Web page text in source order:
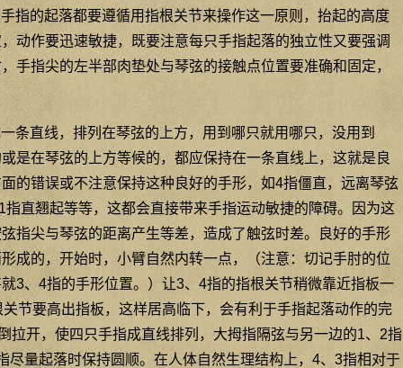
指的起落都要遵循用指根关节来操作这一原则，抬起的高度
动作要迅速敏捷，既要注意每只手指起落的独立性又要强调
手指尖的左半部肉垫处与琴弦的接触点位置要准确和固定，
条直线，排列在琴弦的上方，用到哪只就用哪只，没用到
是在琴弦的上方等候的，都应保持在一条直线上，这就是良
的错误或不注意保持这种良好的手形，如4指僵直，远离琴弦
指直翘起等等，这都会直接带来手指运动敏捷的障碍。因为这
指尖与琴弦的距离产生等差，造成了触弦时差。良好的手形
成的，开始时，小臂自然内转一点，（注意：切记手肘的位
3、4指的手形位置。）让3、4指的指根关节稍微靠近指板一
节要高出指板，这样居高临下，会有利于手指起落动作的完
拉开，使四只手指成直线排列，大拇指隔弦与另一边的1、2指
尽量起落时保持圆顺。在人体自然生理结构上，4、3指相对于